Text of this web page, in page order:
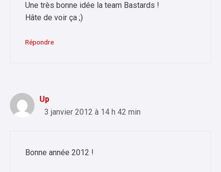
Une très bonne idée la team Bastards !
Hâte de voir ça ;)
Répondre
Up
3 janvier 2012 à 14 h 42 min
Bonne année 2012 !